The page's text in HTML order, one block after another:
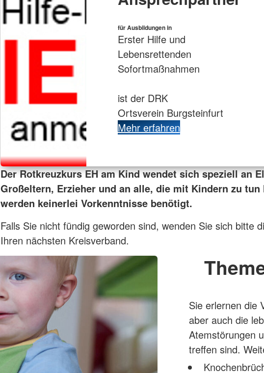
für Ausbildungen in
Erster Hilfe und
Lebensrettenden
Sofortmaßnahmen
ist der DRK
Ortsverein Burgsteinfurt
Mehr erfahren
Der Rotkreuzkurs EH am Kind wendet sich speziell an
Großeltern, Erzieher und an alle, die mit Kindern zu tun
werden keinerlei Vorkenntnisse benötigt.
Falls Sie nicht fündig geworden sind, wenden Sie sich bitte
Ihren nächsten Kreisverband.
Sie erlernen die
aber auch die
Atemstörungen
treffen sind.